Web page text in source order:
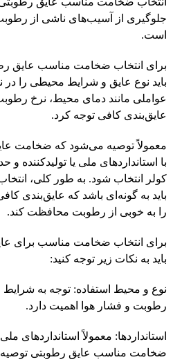
جلوگیری از آسیب‌های ناشی از
است.
برای انتخاب ضخامت مناسب عایق
باید نوع عایق و شرایط محیطی را
عواملی مانند دمای محیط، نرخ
عایق‌بندی کافی توجه کرد.
معمولاً توصیه می‌شود که ضخامت
با استاندارد‌های ملی یا تولیدکننده و
کولر انتخاب شود. به طور کلی،
باید به گونه‌ای باشد که عایق‌بندی
را به خوبی از رطوبت محافظت کند.
برای انتخاب ضخامت مناسب برای
باید به نکات زیر توجه کنید:
نوع و محیط استفاده: توجه به شرایط
رطوبت و فشار هوا اهمیت دارد.
استانداردها: معمولاً استانداردهای
ضخامت مناسب عایق رطوبتی